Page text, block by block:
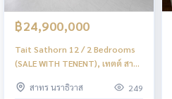
฿24,900,000
Tait Sathorn 12 / 2 Bedrooms
(SALE WITH TENENT), เทตต์ สาทร
เช่า) PT068
สาทร นราธิวาส 249